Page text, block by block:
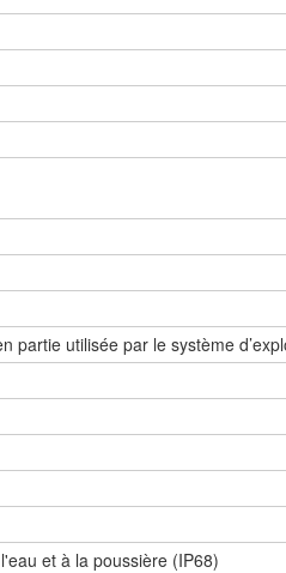
partie utilisée par le système
et à la poussière (IP68)